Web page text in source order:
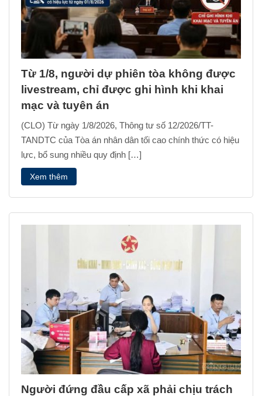
Từ 1/8, người dự phiên tòa không được
livestream, chỉ được ghi hình khi khai
mạc và tuyên án
(CLO) Từ ngày 1/8/2026, Thông tư số 12/2026/TT-
TANDTC của Tòa án nhân dân tối cao chính thức có hiệu
lực, bổ sung nhiều quy định […]
Xem thêm
Người đứng đầu cấp xã phải chịu trách